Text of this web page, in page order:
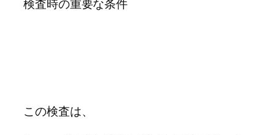
検査時の重要な条件
この検査は、